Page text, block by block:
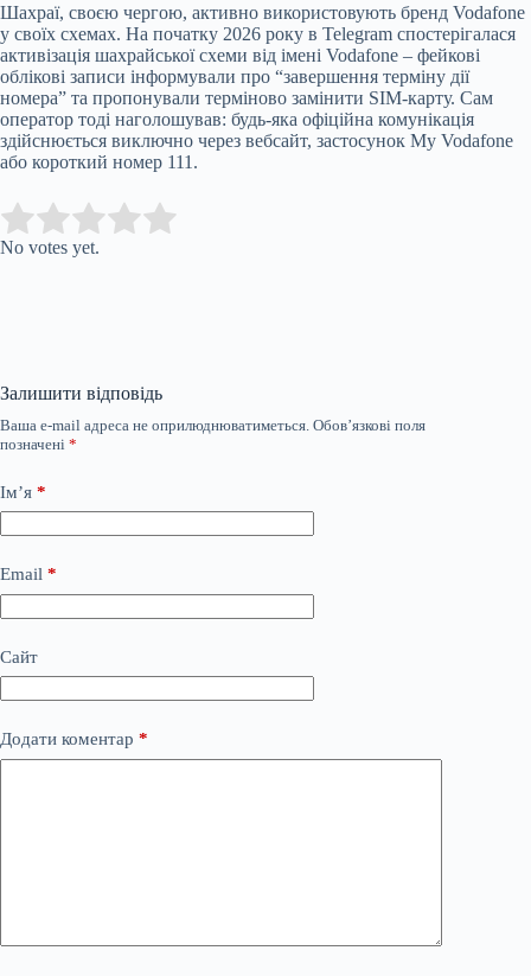
Шахраї, своєю чергою, активно використовують бренд Vodafone
у своїх схемах. На початку 2026 року в Telegram спостерігалася
активізація шахрайської схеми від імені Vodafone – фейкові
облікові записи інформували про “завершення терміну дії
номера” та пропонували терміново замінити SIM-карту. Сам
оператор тоді наголошував: будь-яка офіційна комунікація
здійснюється виключно через вебсайт, застосунок My Vodafone
або короткий номер 111.
Rate this item:
No votes yet.
Залишити відповідь
Ваша e-mail адреса не оприлюднюватиметься. Обов’язкові поля
позначені *
Ім’я *
Email *
Сайт
Додати коментар *